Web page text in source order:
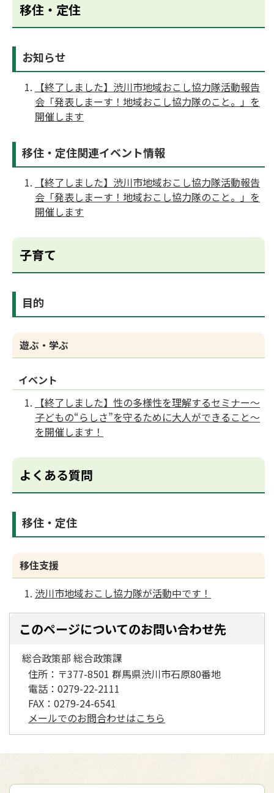
移住・定住
お知らせ
【終了しました】渋川市地域おこし協力隊活動報告
会「発表しまーす！地域おこし協力隊のこと。」を
開催します
移住・定住関連イベント情報
【終了しました】渋川市地域おこし協力隊活動報告
会「発表しまーす！地域おこし協力隊のこと。」を
開催します
子育て
目的
遊ぶ・学ぶ
イベント
【終了しました】性の多様性を理解するセミナー～
子どもの“らしさ”を守るために大人ができること～
を開催します！
よくある質問
移住・定住
移住支援
渋川市地域おこし協力隊が活動中です！
このページについてのお問い合わせ先
総合政策部 総合政策課
住所： 〒377-8501 群馬県渋川市石原80番地
電話： 0279-22-2111
FAX： 0279-24-6541
メールでのお問合わせはこちら